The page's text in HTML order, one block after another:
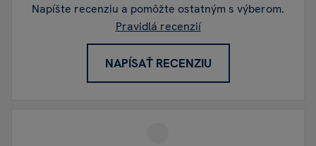
Napíšte recenziu a pomôžte ostatným s výberom.
Pravidlá recenzií
NAPÍSAŤ RECENZIU